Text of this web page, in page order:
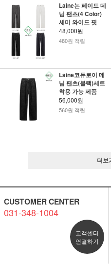
Laine논 페이드 데
님 팬츠(4 Color)
세미 와이드 핏
48,000원
480원 적립
Laine코듀로이 데
님 팬츠(블랙)세트
착용 가능 제품
56,000원
560원 적립
더
CUSTOMER CENTER
031-348-1004
고객센터
연결하기